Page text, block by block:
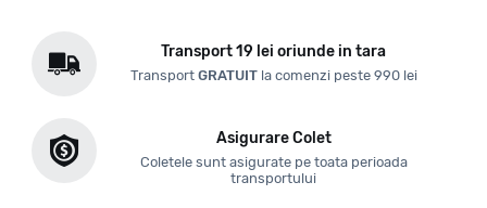
Transport 19 lei oriunde in tara
Transport GRATUITla comenzi peste 990 lei
Asigurare Colet
Coletele sunt asigurate pe toata perioada
transportului